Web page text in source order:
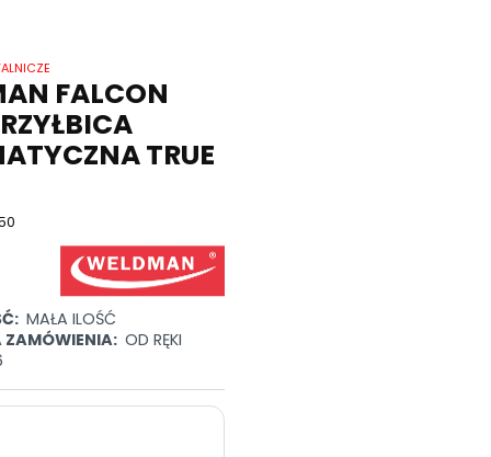
FALCON
TRUE
MAŁA ILOŚĆ
ZAMÓWIENIA: OD RĘKI